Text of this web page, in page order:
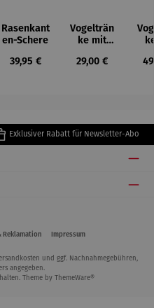
Rasenkant
en-Schere
Regulärer Preis:
39,95 €
Vogelträn
ke mit
em
Regulärer Preis:
29,00 €
Exklusiver Rabatt für Newsletter-Abo
Reklamation Impressum
und ggf. Nachnahmegebühren,
angegeben.
Theme by ThemeWare®